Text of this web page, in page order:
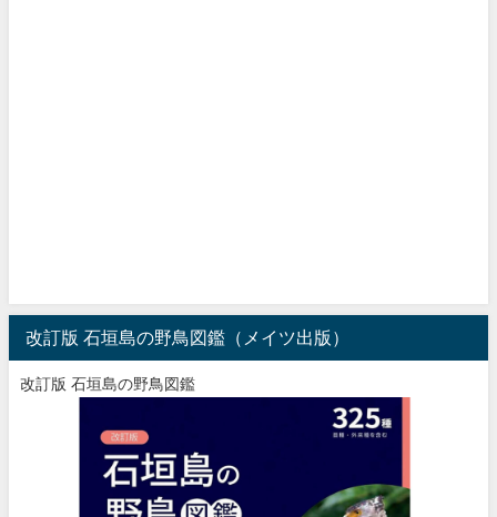
改訂版 石垣島の野鳥図鑑（メイツ出版）
改訂版 石垣島の野鳥図鑑